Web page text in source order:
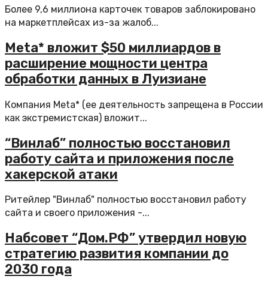
Более 9,6 миллиона карточек товаров заблокировано
на маркетплейсах из-за жалоб...
Meta* вложит $50 миллиардов в
расширение мощности центра
обработки данных в Луизиане
Компания Meta* (ее деятельность запрещена в России
как экстремистская) вложит...
“Винлаб” полностью восстановил
работу сайта и приложения после
хакерской атаки
Ритейлер "Винлаб" полностью восстановил работу
сайта и своего приложения -...
Набсовет “Дом.РФ” утвердил новую
стратегию развития компании до
2030 года